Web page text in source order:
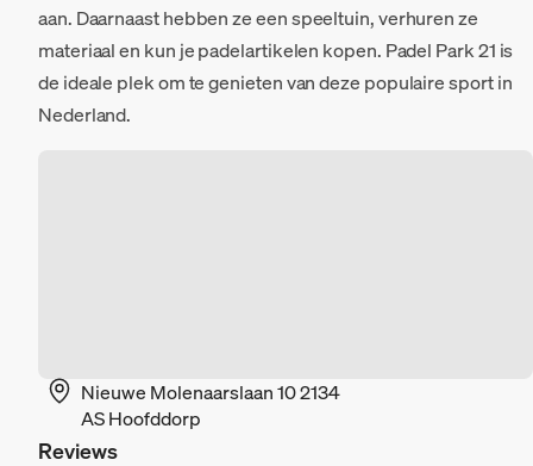
aan. Daarnaast hebben ze een speeltuin, verhuren ze
materiaal en kun je padelartikelen kopen. Padel Park 21 is
de ideale plek om te genieten van deze populaire sport in
Nederland.
Nieuwe Molenaarslaan 10 2134
AS Hoofddorp
Reviews